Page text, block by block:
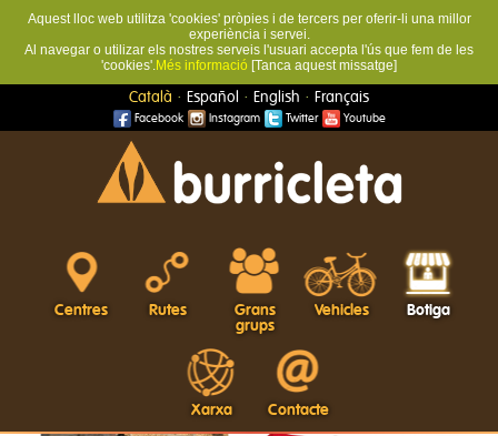
Aquest lloc web utilitza 'cookies' pròpies i de tercers per oferir-li una millor
experiència i servei.
Al navegar o utilizar els nostres serveis l'usuari accepta l'ús que fem de les
'cookies'.Més informació [Tanca aquest missatge]
Català · Español · English · Français
Facebook Instagram Twitter Youtube
Centres Rutes
Grans
grups
Vehicles Botiga
Xarxa Contacte